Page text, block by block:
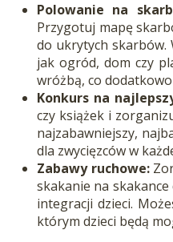
Polowanie na
Przygotuj mapę
do ukrytych skarbów.
jak ogród, dom czy
wróżbą, co
Konkurs na
czy książek i
najzabawniejszy,
dla zwycięzców w
Zabawy ruchowe:
skakanie na
integracji dzieci.
którym dzieci będą